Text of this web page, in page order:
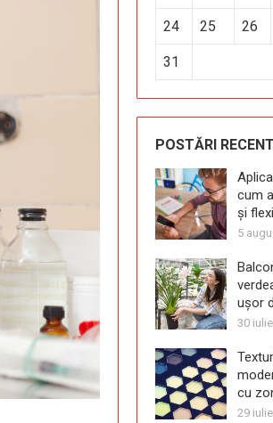
24 25 26
31
POSTĂRI
cum
și
5
ușor
30
cu
29